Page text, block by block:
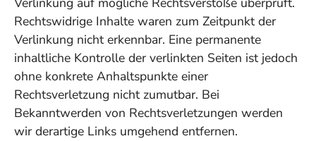
Rechtswidrige Inhalte waren zum Zeitpunkt der
Verlinkung nicht erkennbar. Eine permanente
inhaltliche Kontrolle der verlinkten Seiten ist jedoch
ohne konkrete Anhaltspunkte einer
Rechtsverletzung nicht zumutbar. Bei
Bekanntwerden von Rechtsverletzungen werden
wir derartige Links umgehend entfernen.